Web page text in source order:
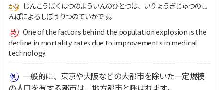
じんこうばくはつのよういんのひとつは、いりょうぎじゅつのし
んぽによるしぼうりつのていかです。
One of the factors behind the population explosion is the
decline in mortality rates due to improvements in medical
technology.
一般的に、東京や大阪などの大都市を除いた一定規模
の人口を有する都市は、地方都市と呼ばれます。